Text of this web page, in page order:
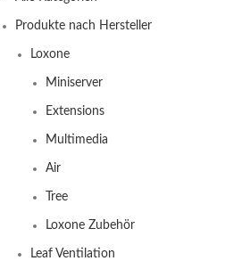
Produkte nach Hersteller
Loxone
Miniserver
Extensions
Multimedia
Air
Tree
Loxone Zubehör
Leaf Ventilation